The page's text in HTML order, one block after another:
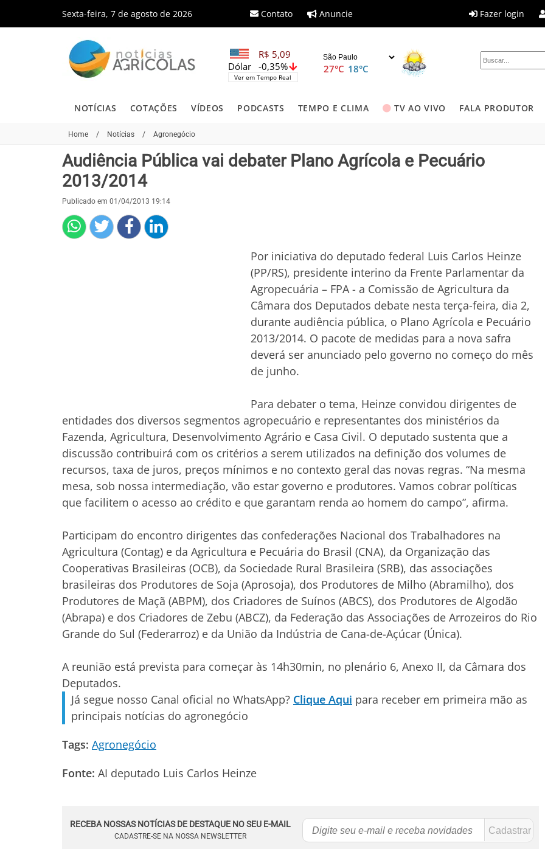
Sexta-feira, 7 de agosto de 2026 Contato Anuncie Fazer login
R$ 5,09
-0,35%
Dólar
Ver em Tempo Real
27°C 18°C
NOTÍCIAS COTAÇÕES VÍDEOS PODCASTS TEMPO E CLIMA TV AO VIVO FALA PRODUTOR
Home / Notícias / Agronegócio
Audiência Pública vai debater Plano Agrícola e Pecuário
2013/2014
Publicado em 01/04/2013 19:14
Por iniciativa do deputado federal Luis Carlos Heinze
(PP/RS), presidente interino da Frente Parlamentar da
Agropecuária – FPA - a Comissão de Agricultura da
Câmara dos Deputados debate nesta terça-feira, dia 2,
durante audiência pública, o Plano Agrícola e Pecuário
2013/2014. O pacote de medidas para a nova safra
deverá ser anunciado pelo governo no começo do mês
de junho.
Para debater o tema, Heinze convidou dirigentes de
entidades dos diversos segmentos agropecuário e representantes dos ministérios da
Fazenda, Agricultura, Desenvolvimento Agrário e Casa Civil. O deputado sustenta que a
discussão contribuirá com os critérios a serem utilizados na definição dos volumes de
recursos, taxa de juros, preços mínimos e no contexto geral das novas regras. “Na mesma
mesa, sob nossa intermediação, vão estar governo e produtores. Vamos cobrar políticas
que facilitem o acesso ao crédito e que garantam renda ao homem do campo”, afirma.
Participam do encontro dirigentes das confederações Nacional dos Trabalhadores na
Agricultura (Contag) e da Agricultura e Pecuária do Brasil (CNA), da Organização das
Cooperativas Brasileiras (OCB), da Sociedade Rural Brasileira (SRB), das associações
brasileiras dos Produtores de Soja (Aprosoja), dos Produtores de Milho (Abramilho), dos
Produtores de Maçã (ABPM), dos Criadores de Suínos (ABCS), dos Produtores de Algodão
(Abrapa) e dos Criadores de Zebu (ABCZ), da Federação das Associações de Arrozeiros do Rio
Grande do Sul (Federarroz) e da União da Indústria de Cana-de-Açúcar (Única).
A reunião está prevista para começar às 14h30min, no plenário 6, Anexo II, da Câmara dos
Deputados.
Já segue nosso Canal oficial no WhatsApp? Clique Aqui para receber em primeira mão as
principais notícias do agronegócio
Tags: Agronegócio
Fonte: AI deputado Luis Carlos Heinze
RECEBA NOSSAS NOTÍCIAS DE DESTAQUE NO SEU E-MAIL
CADASTRE-SE NA NOSSA NEWSLETTER